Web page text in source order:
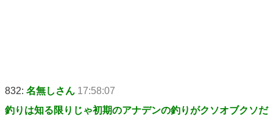
832: 名無しさん 17:58:07
釣りは知る限りじゃ初期のアナデンの釣りがクソオブクソだ